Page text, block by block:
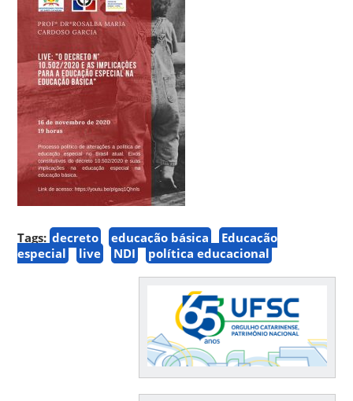
Tags: decreto educação básica
Educação
especial
live NDI política educacional